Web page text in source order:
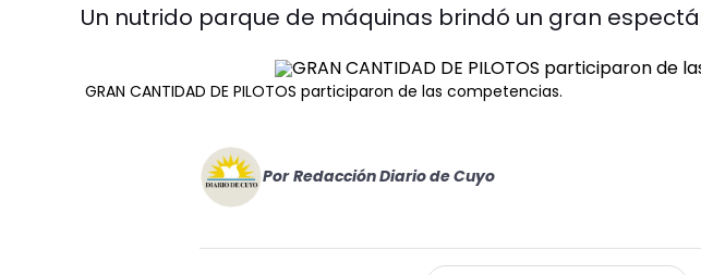
Un nutrido parque de máquinas brindó un gran
GRAN CANTIDAD DE PILOTOS participaron de las competencias.
Por Redacción Diario de Cuyo